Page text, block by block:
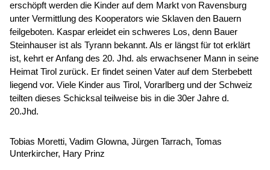
erschöpft werden die Kinder auf dem Markt von Ravensburg
unter Vermittlung des Kooperators wie Sklaven den Bauern
feilgeboten. Kaspar erleidet ein schweres Los, denn Bauer
Steinhauser ist als Tyrann bekannt. Als er längst für tot erklärt
ist, kehrt er Anfang des 20. Jhd. als erwachsener Mann in seine
Heimat Tirol zurück. Er findet seinen Vater auf dem Sterbebett
liegend vor. Viele Kinder aus Tirol, Vorarlberg und der Schweiz
teilten dieses Schicksal teilweise bis in die 30er Jahre d.
20.Jhd.
Tobias Moretti, Vadim Glowna, Jürgen Tarrach, Tomas
Unterkircher, Hary Prinz